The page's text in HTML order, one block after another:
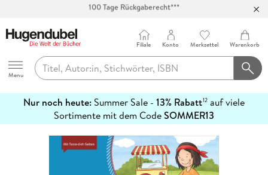
Abholung in über 100 Filialen
Hugendubel
Menu
Filiale Konto Merkzettel Warenkorb
Nur noch heute: Summer Sale - 13% Rabatt12 auf viele
Sortimente mit dem CodeSOMMER13
erfahren